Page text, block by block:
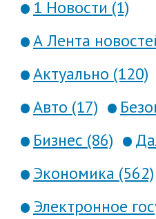
1 Новости (1)
А Лента
Актуально (120)
Авто (17)
Бизнес (86)
Экономика (562)
Электронное